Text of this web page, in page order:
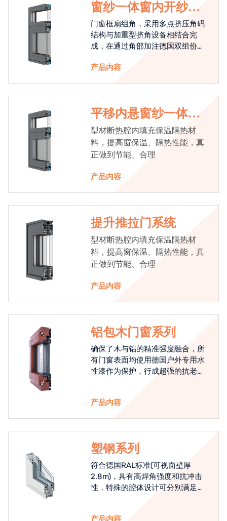
窗纱一体窗内开纱外
开系统
门窗框扇组角，采用多点挤压角码
结构与加重型挤角设备相结合完
成，在通过角部加注德国双组份胶
强度，促使窗使用寿命提升5-10
产品内容
平移内悬窗纱一体系
统
型材断热腔内填充保温隔热材
料，提高窗保温、隔热性能，真
正做到节能、合理
产品内容
提升推拉门系统
型材断热腔内填充保温隔热材
料，提高窗保温、隔热性能，真
正做到节能、合理
产品内容
铝包木门窗系列
确保了木与铝的精准强度融合，所
有门窗表面均使用德国户外专用水
性漆作为保护，行成超强的抗老化
产品内容
塑钢系列
符合德国RAL标准(可视面壁厚
2.8m)，具有高焊角强度和抗冲击
性，特殊的腔体设计可分别满足隔
产品内容